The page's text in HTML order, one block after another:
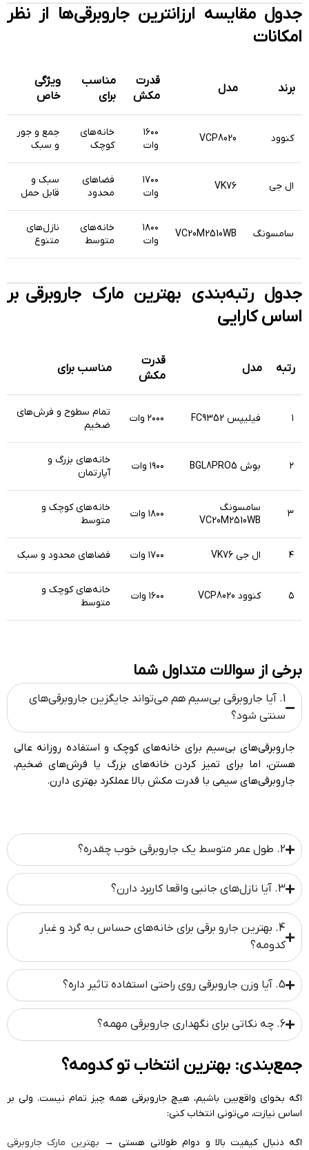
جدول مقایسه ارزانترین جاروبرقی‌ها از نظر
امکانات
برند مدل
قدرت
مکش
مناسب
برای
ویژگی
خاص
کنوود VCP8020
۱۶۰۰
وات
خانه‌های
کوچک
جمع و جور
و سبک
ال جی VK76
۱۷۰۰
وات
فضاهای
محدود
سبک و
قابل حمل
سامسونگ VC20M2510WB
۱۸۰۰
وات
خانه‌های
متوسط
نازل‌های
متنوع
جدول رتبه‌بندی بهترین مارک جاروبرقی بر
اساس کارایی
رتبه مدل
قدرت
مکش
مناسب برای
۱ فیلیپس FC9352 ۲۰۰۰ وات
تمام سطوح و فرش‌های
ضخیم
۲ بوش BGL8PRO5 ۱۹۰۰ وات
خانه‌های بزرگ و
آپارتمان
۳
سامسونگ
VC20M2510WB
۱۸۰۰ وات
خانه‌های کوچک و
متوسط
۴ ال جی VK76 ۱۷۰۰ وات فضاهای محدود و سبک
۵ کنوود VCP8020 ۱۶۰۰ وات
خانه‌های کوچک و
متوسط
برخی از سوالات متداول شما
1. آیا جاروبرقی بی‌سیم هم می‌تواند جایگزین جاروبرقی‌های
سنتی شود؟
جاروبرقی‌های بی‌سیم برای خانه‌های کوچک و استفاده روزانه عالی
هستن، اما برای تمیز کردن خانه‌های بزرگ یا فرش‌های ضخیم،
جاروبرقی‌های سیمی با قدرت مکش بالا عملکرد بهتری دارن.
2. طول عمر متوسط یک جاروبرقی خوب چقدره؟
3. آیا نازل‌های جانبی واقعا کاربرد دارن؟
4. بهترین جارو برقی برای خانه‌های حساس به گرد و غبار
کدومه؟
5. آیا وزن جاروبرقی روی راحتی استفاده تاثیر داره؟
6. چه نکاتی برای نگهداری جاروبرقی مهمه؟
جمع‌بندی: بهترین انتخاب تو کدومه؟
اگه بخوای واقع‌بین باشیم، هیچ جاروبرقی همه چیز تمام نیست. ولی بر
اساس نیازت، می‌تونی انتخاب کنی:
اگه دنبال کیفیت بالا و دوام طولانی هستی → بهترین مارک جاروبرقی